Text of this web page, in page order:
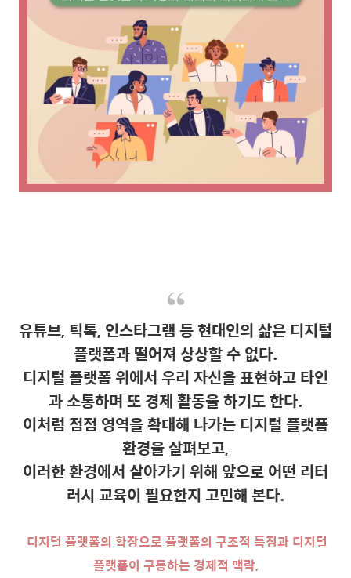
유튜브, 틱톡, 인스타그램 등 현대인의 삶은 디지털
플랫폼과 떨어져 상상할 수 없다.
디지털 플랫폼 위에서 우리 자신을 표현하고 타인
과 소통하며 또 경제 활동을 하기도 한다.
이처럼 점점 영역을 확대해 나가는 디지털 플랫폼
환경을 살펴보고,
이러한 환경에서 살아가기 위해 앞으로 어떤 리터
러시 교육이 필요한지 고민해 본다.
디지털 플랫폼의 확장으로 플랫폼의 구조적 특징과 디지털
플랫폼이 구동하는 경제적 맥락,